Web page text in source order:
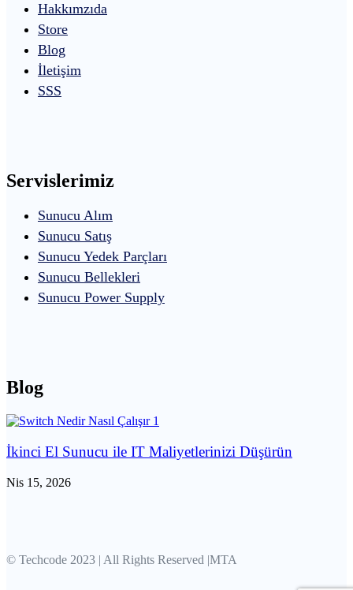
Hakkımzıda
Store
Blog
İletişim
SSS
Servislerimiz
Sunucu Alım
Sunucu Satış
Sunucu Yedek Parçları
Sunucu Bellekleri
Sunucu Power Supply
Blog
İkinci El Sunucu ile IT Maliyetlerinizi Düşürün
Nis 15, 2026
© Techcode 2023 | All Rights Reserved |MTA